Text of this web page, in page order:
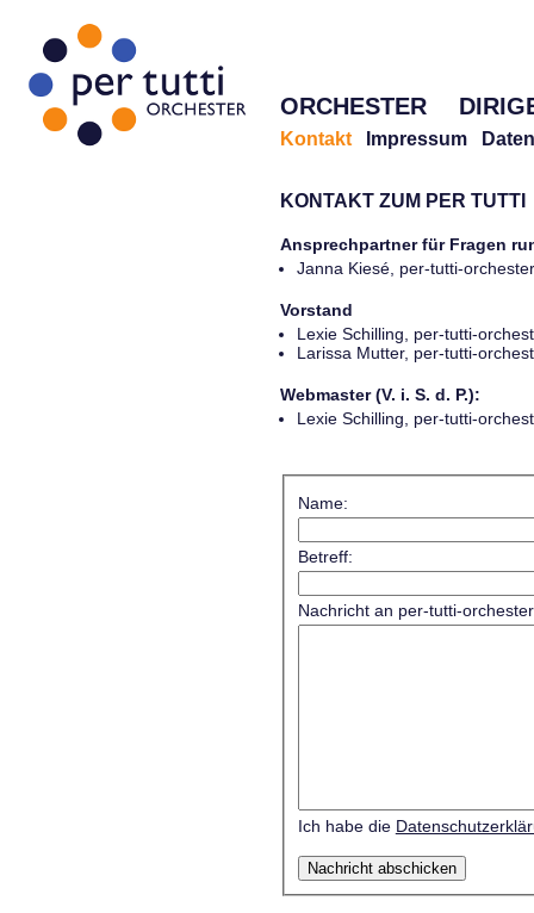
ORCHESTER
Kontakt Impressum
KONTAKT ZUM PER TUTTI
Ansprechpartner für Fragen
Janna Kiesé, per-tutti-
Vorstand
Lexie Schilling, per-tutti-
Larissa Mutter, per-tutti-
Webmaster (V. i. S. d. P.):
Lexie Schilling, per-tutti-
Name:
Betreff:
Nachricht an per-tutti-
Ich habe die